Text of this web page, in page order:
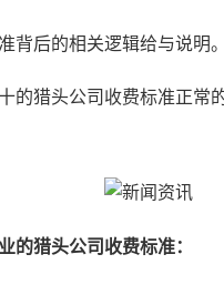
背后的相关逻辑给与说明
的猎头公司收费标准正常
的猎头公司收费标准：